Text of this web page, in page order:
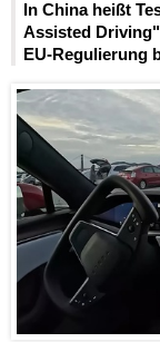
In China heißt
Assisted
EU-Regulierung